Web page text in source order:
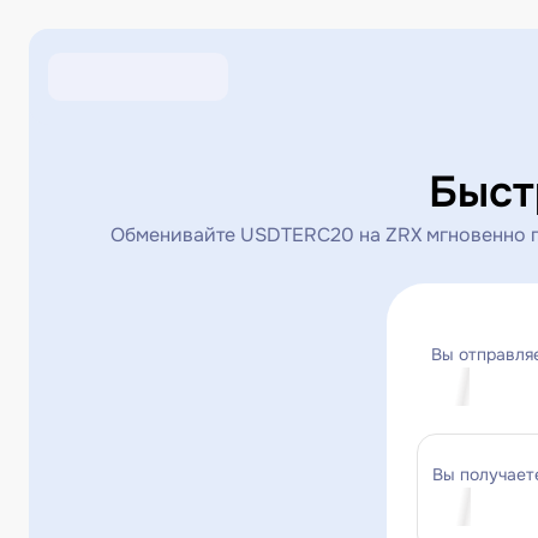
Обменивайте USDTERC20 на ZRX
Вы
Вы